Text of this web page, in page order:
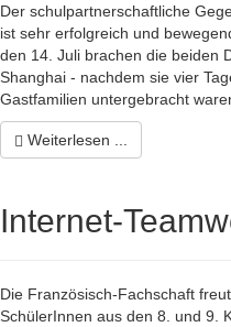
Der schulpartnerschaftliche
ist sehr erfolgreich und
den 14. Juli brachen die beiden
Shanghai - nachdem sie vier
Gastfamilien untergebracht
Weiterlesen ...
Internet-
Die Französisch-Fachschaft
SchülerInnen aus den 8. und 9.